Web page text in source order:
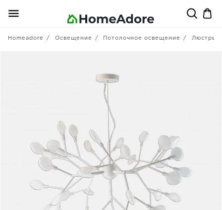
Homeadore Освещение Потолочное освещение Люстры